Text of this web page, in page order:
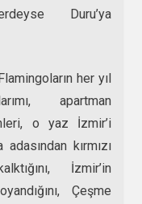
Duru’ya
her yıl
apartman
o yaz İzmir’i
kırmızı
İzmir’in
Çeşme